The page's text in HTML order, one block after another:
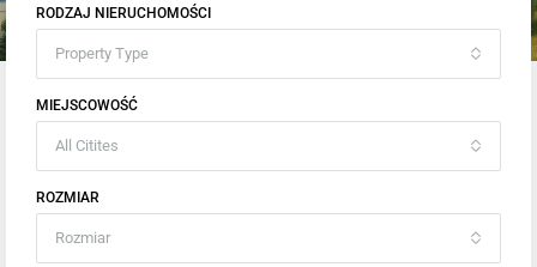
RODZAJ NIERUCHOMOŚCI
Property Type
MIEJSCOWOŚĆ
All Citites
ROZMIAR
Rozmiar